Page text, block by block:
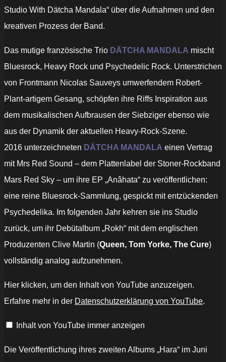
Studio With Dätcha Mandala“ über die Aufnahmen und den
kreativen Prozess der Band.
Das mutige französische Trio DÄTCHA MANDALA mischt
Bluesrock, Heavy Rock und Psychedelic Rock. Unterstrichen
von Frontmann Nicolas Sauveys umwerfendem Robert-
Plant-artigem Gesang, schöpfen ihre Riffs Inspiration aus
dem musikalischen Aufbrausen der Siebziger ebenso wie
aus der Dynamik der aktuellen Heavy-Rock-Szene.
2016 unterzeichneten DÄTCHA MANDALA einen Vertrag
mit Mrs Red Sound – dem Plattenlabel der Stoner-Rockband
Mars Red Sky – um ihre EP „Anâhata“ zu veröffentlichen:
eine reine Bluesrock-Sammlung, gespickt mit entzückenden
Psychedelika. Im folgenden Jahr kehren sie ins Studio
zurück, um ihr Debütalbum „Rokh“ mit dem englischen
Produzenten Clive Martin (Queen, Tom Yorke, The Cure)
vollständig analog aufzunehmen.
„Datcha
Mandala
Janis
Clip)“
anzeigen
Hier klicken, um den Inhalt von YouTube anzuzeigen.
Erfahre mehr in der Datenschutzerklärung von YouTube.
Inhalt von YouTube immer anzeigen
Die Veröffentlichung ihres zweiten Albums „Hara“ im Juni